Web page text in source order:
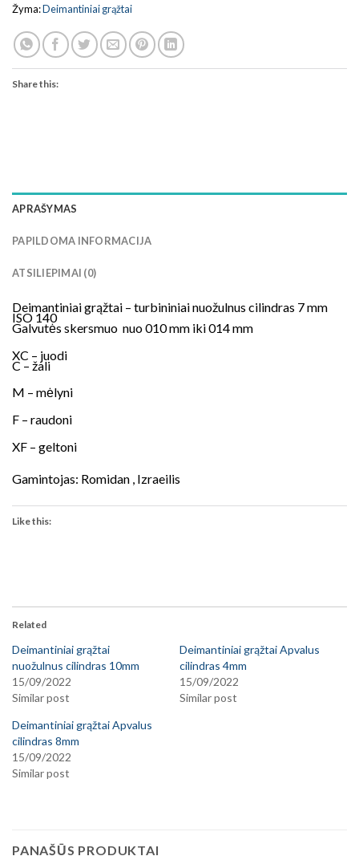
Žyma:Deimantiniai grąžtai
Share this:
APRAŠYMAS
PAPILDOMA INFORMACIJA
ATSILIEPIMAI (0)
Deimantiniai grąžtai – turbininiai nuožulnus cilindras 7 mm
ISO 140
Galvutės skersmuo nuo 010 mm iki 014 mm
XC – juodi
C – žali
M – mėlyni
F – raudoni
XF – geltoni
Gamintojas: Romidan , Izraeilis
Like this:
Related
Deimantiniai grąžtai
nuožulnus cilindras 10mm
15/09/2022
Similar post
Deimantiniai grąžtai Apvalus
cilindras 4mm
15/09/2022
Similar post
Deimantiniai grąžtai Apvalus
cilindras 8mm
15/09/2022
Similar post
PANAŠŪS PRODUKTAI